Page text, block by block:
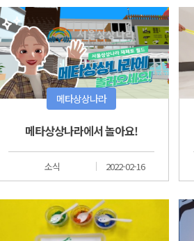
교구재
국제교류
기타
메타상상나라
메타상상나라에서 놀아요!
소식 2022-02-16